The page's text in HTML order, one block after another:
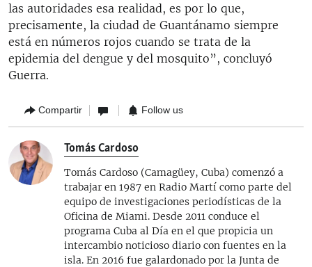
las autoridades esa realidad, es por lo que,
precisamente, la ciudad de Guantánamo siempre
está en números rojos cuando se trata de la
epidemia del dengue y del mosquito”, concluyó
Guerra.
Compartir Follow us
Tomás Cardoso
Tomás Cardoso (Camagüey, Cuba) comenzó a
trabajar en 1987 en Radio Martí como parte del
equipo de investigaciones periodísticas de la
Oficina de Miami. Desde 2011 conduce el
programa Cuba al Día en el que propicia un
intercambio noticioso diario con fuentes en la
isla. En 2016 fue galardonado por la Junta de